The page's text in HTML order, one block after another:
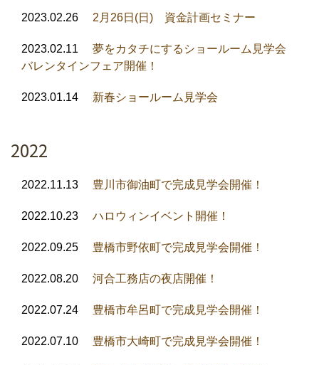
2023.02.26 2月26日(日) 資金計画セミナー
2023.02.11
夢をカタチにするショールーム見学会
バレンタインフェア開催！
2023.01.14 新春ショールーム見学会
2022
2022.11.13 豊川市御油町で完成見学会開催！
2022.10.23 ハロウィンイベント開催！
2022.09.25 豊橋市野依町で完成見学会開催！
2022.08.20 河合工務店の夜店開催！
2022.07.24 豊橋市牟呂町で完成見学会開催！
2022.07.10 豊橋市大崎町で完成見学会開催！